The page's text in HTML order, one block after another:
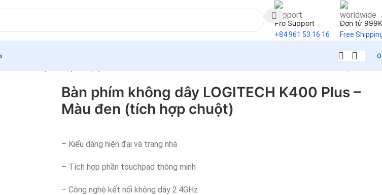
Pro Support
+84 961 53 16 16
Đơn từ 999K
Free
Bàn phím không dây LOGITECH K400 Plus –
Màu đen (tích hợp chuột)
– Kiểu dáng hiện đại và trang nhã
– Tích hợp phần touchpad thông minh
– Công nghệ kết nối không dây 2.4GHz